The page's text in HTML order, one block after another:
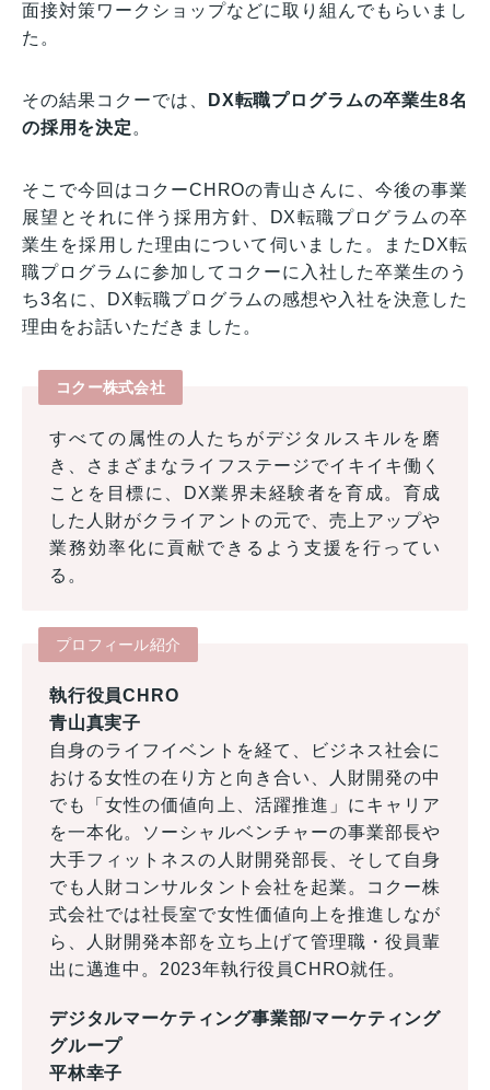
面接対策ワークショップなどに取り組んでもらいまし
た。
その結果コクーでは、
DX転職プログラムの卒業生8名
の採用を決定 。
そこで今回はコクーCHROの青山さんに、今後の事業
展望とそれに伴う採用方針、DX転職プログラムの卒
業生を採用した理由について伺いました。またDX転
職プログラムに参加してコクーに入社した卒業生のう
ち3名に、DX転職プログラムの感想や入社を決意した
理由をお話いただきました。
コクー株式会社
すべての属性の人たちがデジタルスキルを磨
き、さまざまなライフステージでイキイキ働く
ことを目標に、DX業界未経験者を育成。育成
した人財がクライアントの元で、売上アップや
業務効率化に貢献できるよう支援を行ってい
る。
プロフィール紹介
執行役員CHRO
青山真実子
自身のライフイベントを経て、ビジネス社会に
おける女性の在り方と向き合い、人財開発の中
でも「女性の価値向上、活躍推進」にキャリア
を一本化。ソーシャルベンチャーの事業部長や
大手フィットネスの人財開発部長、そして自身
でも人財コンサルタント会社を起業。コクー株
式会社では社長室で女性価値向上を推進しなが
ら、人財開発本部を立ち上げて管理職・役員輩
出に邁進中。2023年執行役員CHRO就任。
デジタルマーケティング事業部/マーケティング
グループ
平林幸子